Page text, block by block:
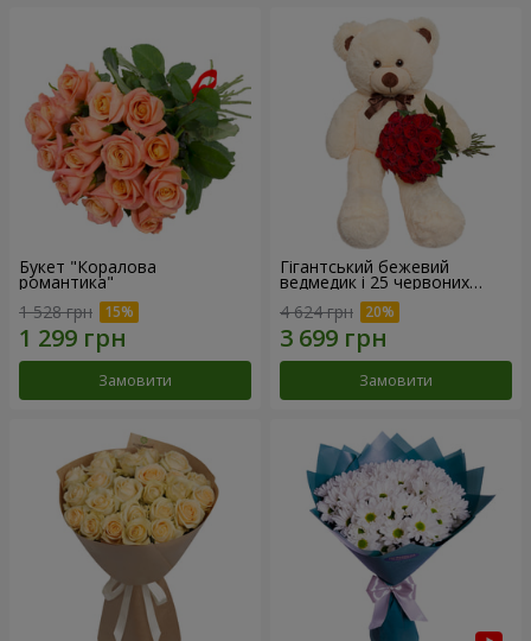
Букет "Коралова
романтика"
1 528 грн
Замовити
Гігантський бежевий
ведмедик і 25 червоних
троянд
4 624 грн
Замовити